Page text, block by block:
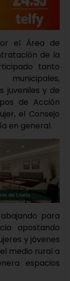
el Área de
de la
tanto
juveniles y de
de Acción
el Consejo
en general.
para
apostando
y jóvenes
medio rural a
espacios